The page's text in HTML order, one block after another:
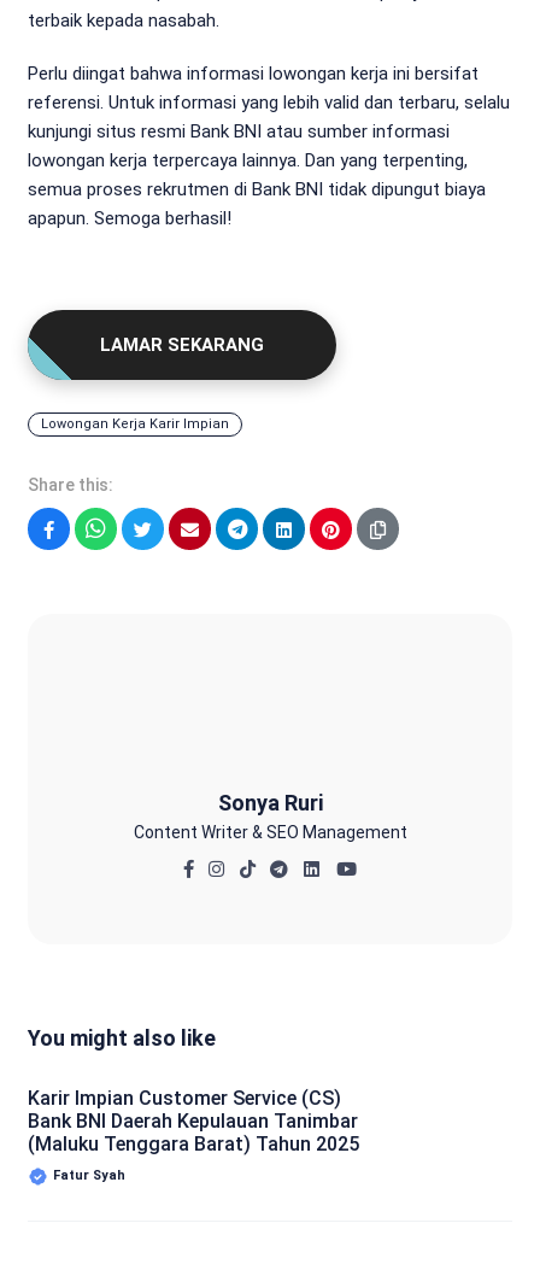
terbaik kepada nasabah.
Perlu diingat bahwa informasi lowongan kerja ini bersifat
referensi. Untuk informasi yang lebih valid dan terbaru, selalu
kunjungi situs resmi Bank BNI atau sumber informasi
lowongan kerja terpercaya lainnya. Dan yang terpenting,
semua proses rekrutmen di Bank BNI tidak dipungut biaya
apapun. Semoga berhasil!
LAMAR SEKARANG
Lowongan Kerja Karir Impian
Share this:
Sonya Ruri
Content Writer & SEO Management
You might also like
Karir Impian Customer Service (CS)
Bank BNI Daerah Kepulauan Tanimbar
(Maluku Tenggara Barat) Tahun 2025
Fatur Syah